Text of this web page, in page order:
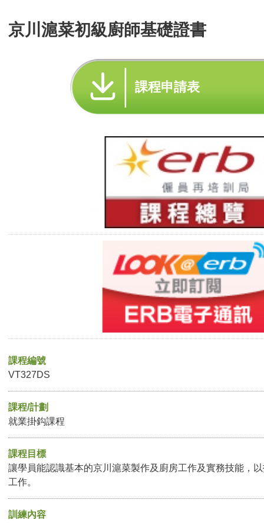
京川滬菜初級廚師基礎證書
課程申請表
課程編號
VT327DS
課程/計劃
就業掛鈎課程
課程目標
讓學員能認識基本的京川滬菜製作及廚房工作及實務技能，
工作。
訓練內容